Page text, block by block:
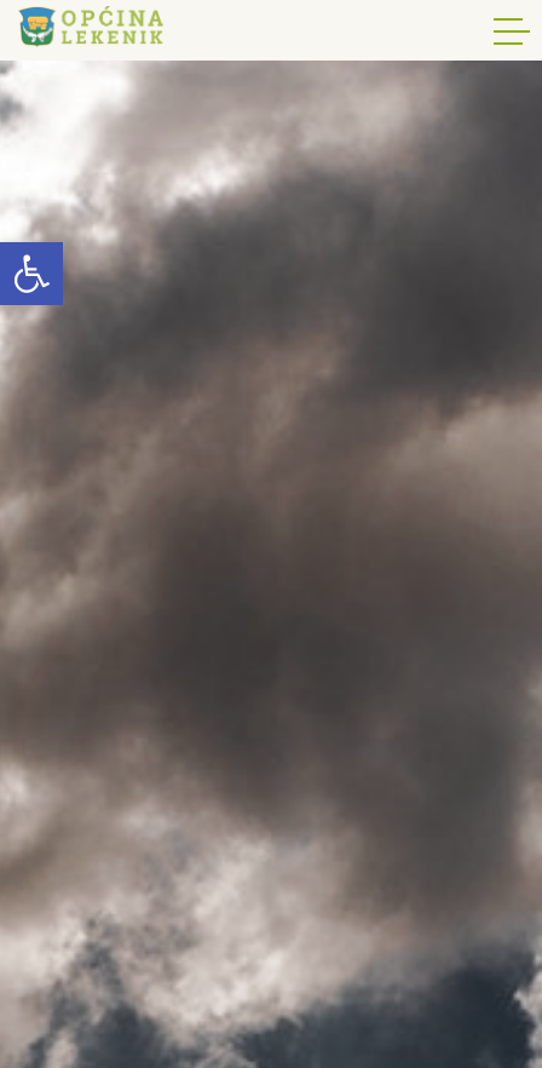
Open toolbar